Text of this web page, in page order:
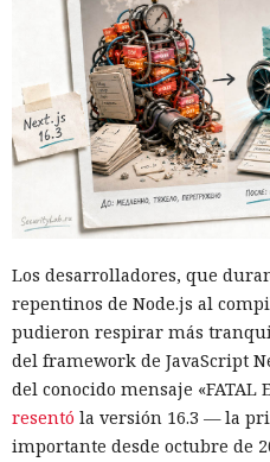
Los desarrolladores, que
repentinos de Node.js al
pudieron respirar más
del framework de JavaScript
del conocido mensaje «FATAL
resentó la versión 16.3 — la
importante desde octubre de